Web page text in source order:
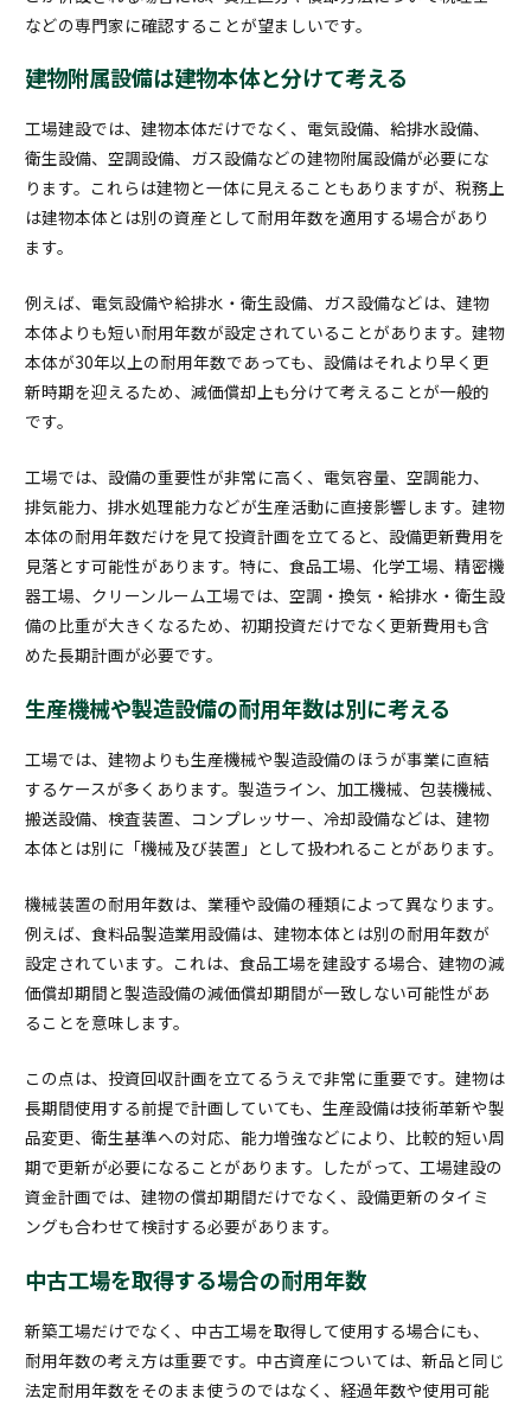
などの専門家に確認することが望ましいです。
建物附属設備は建物本体と分けて考える
工場建設では、建物本体だけでなく、電気設備、給排水設備、
衛生設備、空調設備、ガス設備などの建物附属設備が必要にな
ります。これらは建物と一体に見えることもありますが、税務上
は建物本体とは別の資産として耐用年数を適用する場合があり
ます。
例えば、電気設備や給排水・衛生設備、ガス設備などは、建物
本体よりも短い耐用年数が設定されていることがあります。建物
本体が30年以上の耐用年数であっても、設備はそれより早く更
新時期を迎えるため、減価償却上も分けて考えることが一般的
です。
工場では、設備の重要性が非常に高く、電気容量、空調能力、
排気能力、排水処理能力などが生産活動に直接影響します。建物
本体の耐用年数だけを見て投資計画を立てると、設備更新費用を
見落とす可能性があります。特に、食品工場、化学工場、精密機
器工場、クリーンルーム工場では、空調・換気・給排水・衛生設
備の比重が大きくなるため、初期投資だけでなく更新費用も含
めた長期計画が必要です。
生産機械や製造設備の耐用年数は別に考える
工場では、建物よりも生産機械や製造設備のほうが事業に直結
するケースが多くあります。製造ライン、加工機械、包装機械、
搬送設備、検査装置、コンプレッサー、冷却設備などは、建物
本体とは別に「機械及び装置」として扱われることがあります。
機械装置の耐用年数は、業種や設備の種類によって異なります。
例えば、食料品製造業用設備は、建物本体とは別の耐用年数が
設定されています。これは、食品工場を建設する場合、建物の減
価償却期間と製造設備の減価償却期間が一致しない可能性があ
ることを意味します。
この点は、投資回収計画を立てるうえで非常に重要です。建物は
長期間使用する前提で計画していても、生産設備は技術革新や製
品変更、衛生基準への対応、能力増強などにより、比較的短い周
期で更新が必要になることがあります。したがって、工場建設の
資金計画では、建物の償却期間だけでなく、設備更新のタイミ
ングも合わせて検討する必要があります。
中古工場を取得する場合の耐用年数
新築工場だけでなく、中古工場を取得して使用する場合にも、
耐用年数の考え方は重要です。中古資産については、新品と同じ
法定耐用年数をそのまま使うのではなく、経過年数や使用可能